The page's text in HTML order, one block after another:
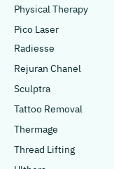
Physical Therapy
Pico Laser
Radiesse
Rejuran Chanel
Sculptra
Tattoo Removal
Thermage
Thread Lifting